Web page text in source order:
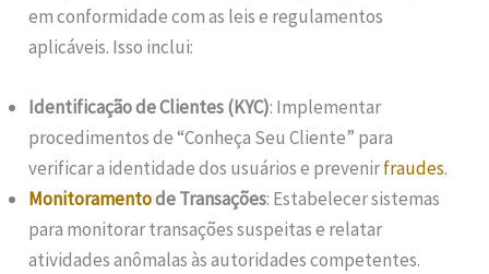
em conformidade com as leis e regulamentos
aplicáveis. Isso inclui:
Identificação de Clientes (KYC): Implementar
procedimentos de “Conheça Seu Cliente” para
verificar a identidade dos usuários e prevenirfraudes.
Monitoramentode Transações: Estabelecer sistemas
para monitorar transações suspeitas e relatar
atividades anômalas às autoridades competentes.